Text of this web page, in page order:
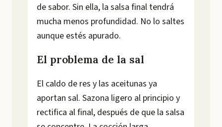
de sabor. Sin ella, la salsa final tendrá
mucha menos profundidad. No lo saltes
aunque estés apurado.
El problema de la sal
El caldo de res y las aceitunas ya
aportan sal. Sazona ligero al principio y
rectifica al final, después de que la salsa